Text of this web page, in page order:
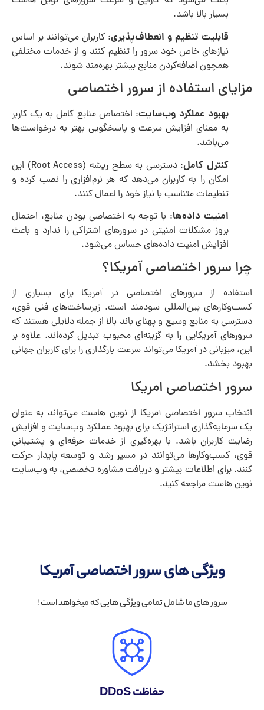
بسیار بالا باشد.
قابلیت تنظیم و انعطاف‌پذیری: کاربران می‌توانند بر اساس
نیازهای خاص خود سرور را تنظیم کنند و از خدمات مختلفی
همچون اضافه‌کردن منابع بیشتر بهره‌مند شوند.
مزایای استفاده از سرور اختصاصی
بهبود عملکرد وب‌سایت: اختصاص منابع کامل به یک کاربر
به معنای افزایش سرعت و پاسخگویی بهتر به درخواست‌ها
می‌باشد.
کنترل کامل
: دسترسی به سطح ریشه (Root Access) این
امکان را به کاربران می‌دهد که هر نرم‌افزاری را نصب کرده و
تنظیمات متناسب با نیاز خود را اعمال کنند.
امنیت داده‌ها: با توجه به اختصاصی بودن منابع، احتمال
بروز مشکلات امنیتی در سرورهای اشتراکی را ندارد و باعث
افزایش امنیت داده‌های حساس می‌شود.
چرا سرور اختصاصی آمریکا؟
استفاده از سرورهای اختصاصی در آمریکا برای بسیاری از
کسب‌وکارهای بین‌المللی سودمند است. زیرساخت‌های فنی قوی،
دسترسی به منابع وسیع و پهنای باند بالا از جمله دلایلی هستند که
سرورهای آمریکایی را به گزینه‌ای محبوب تبدیل کرده‌اند. علاوه بر
این، میزبانی در آمریکا می‌تواند سرعت بارگذاری را برای کاربران جهانی
بهبود بخشد.
سرور اختصاصی امریکا
انتخاب سرور اختصاصی آمریکا از نوین هاست می‌تواند به عنوان
یک سرمایه‌گذاری استراتژیک برای بهبود عملکرد وب‌سایت و افزایش
رضایت کاربران باشد. با بهره‌گیری از خدمات حرفه‌ای و پشتیبانی
قوی، کسب‌وکارها می‌توانند در مسیر رشد و توسعه پایدار حرکت
کنند. برای اطلاعات بیشتر و دریافت مشاوره تخصصی، به وب‌سایت
نوین هاست مراجعه کنید.
ویژگی های سرور اختصاصی آمریکا
سرور های ما شامل تمامی ویژگی هایی که میخواهد است !
حفاظت DDoS